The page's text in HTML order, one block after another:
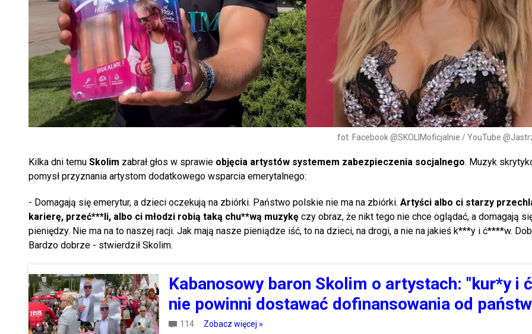
fot. Facebook @SKOLIMoficjalnie / YouTube
Kilka dni temu Skolim zabrał głos w sprawie objęcia artystów systemem zabezpieczenia socjalnego. Muzyk
pomysł przyznania artystom dodatkowego wsparcia emerytalnego:
- Domagają się emerytur, a dzieci oczekują na zbiórki. Państwo polskie nie ma na zbiórki. Artyści albo ci starzy
karierę, przeć***li, albo ci młodzi robią taką chu**wą muzykę czy obraz, że nikt tego nie chce oglądać, a domagają
pieniędzy. Nie ma na to naszej racji. Jak mają nasze pieniądze iść, to na dzieci, na drogi, a nie na jakieś k***y i ć****w.
Bardzo dobrze - stwierdził Skolim.
Kabanosowy baron Skolim o artystach: "kur*y i
nie powinni dostawać dofinansowania od
114 Zobacz więcej »